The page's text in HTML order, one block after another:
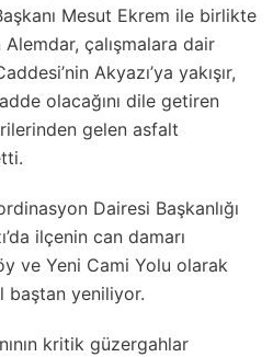
Mesut Ekrem ile birlikte
çalışmalara dair
Akyazı’ya yakışır,
olacağını dile getiren
gelen asfalt
Dairesi Başkanlığı
ilçenin can damarı
ve Yeni Cami Yolu olarak
baştan yeniliyor.
kritik güzergahlar